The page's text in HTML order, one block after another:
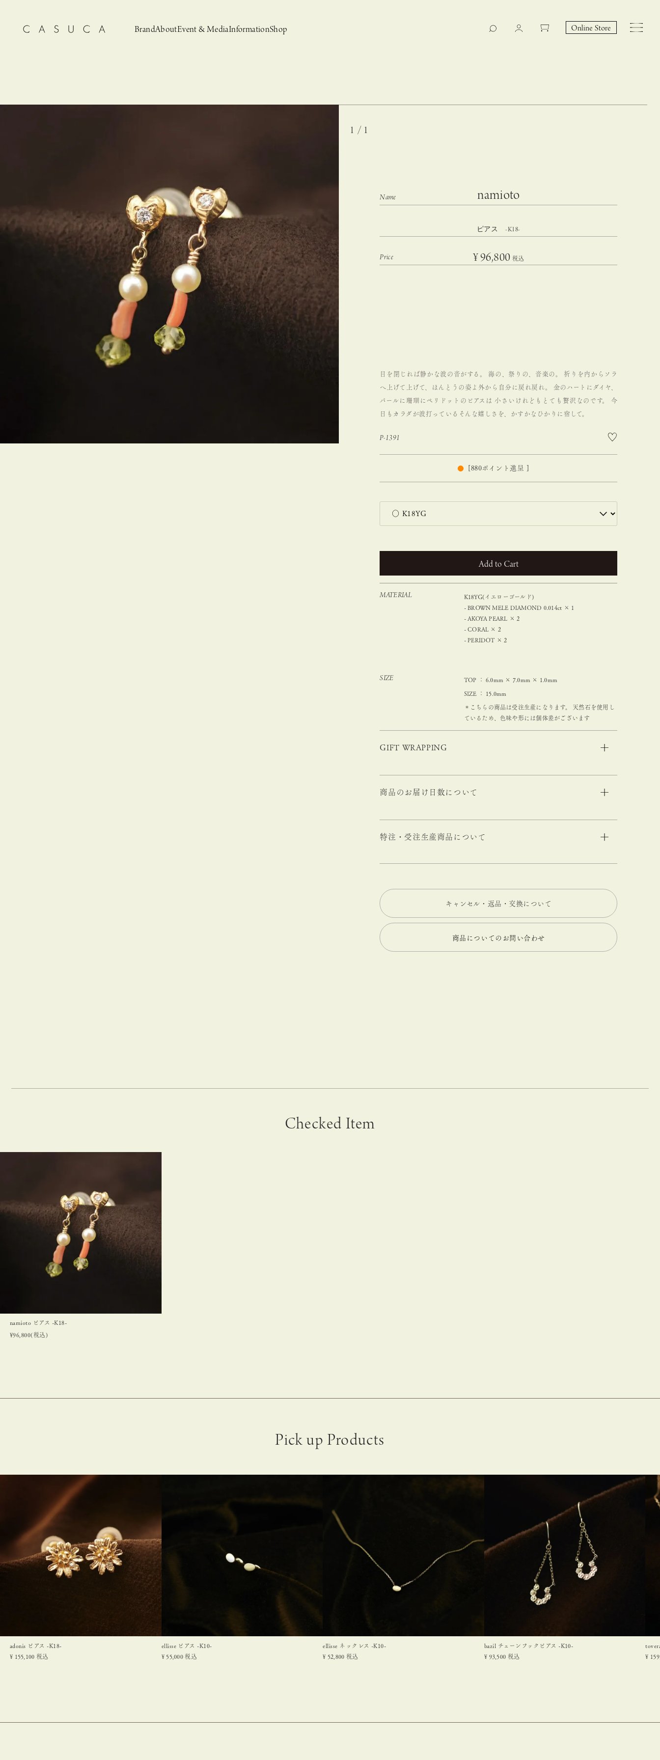
Brand
CASUCA だけの
ブライダルアクセサリーブランド
コラボレーションブランド
CASUCAと満島ひかりの
コラボレーションブランド
AboutEvent & Media
CASUCA -Summer Campaign-
EY Collection 誕生のお知らせ 山際恵美子さん × CAS
UCA
InformationShop Online Store
1 / 1
namioto
ピアス -K18-
¥96,800 税込
目を閉じれば静かな波の音がする。 海の、祭りの、音楽の。 祈りを内からソラ
へ上げて上げて、ほんとうの姿よ外から自分に戻れ戻れ。 金のハートにダイヤ、
パールに珊瑚にペリドットのピアスは 小さいけれどもとても贅沢なのです。 今
日もカラダが波打っているそんな嬉しさを、かすかなひかりに宿して。
P-1391
880ポイント進呈 ]
カートに入れる
MATERIAL
K18YG(イエローゴールド)
- BROWN MELE DIAMOND 0.014ct × 1
- AKOYA PEARL × 2
- CORAL × 2
- PERIDOT × 2
SIZE TOP ： 6.0mm × 7.0mm × 1.0mm
SIZE ： 15.0mm
＊こちらの商品は受注生産になります。 天然石を使用し
ているため、色味や形には個体差がございます
GIFT WRAPPING
商品のお届け日数について
特注・受注生産商品について
キャンセル・返品・交換について
商品についてのお問い合わせ
Checked Item
namioto ピアス -K18-
¥96,800(税込)
adonis ピアス -K18-
¥ 155,100 税込
ellisse ピアス -K10-
¥ 55,000 税込
ellisse ネックレス -K10-
¥ 52,800 税込
bazil チェーンフックピアス -K10-
¥ 93,500 税込
¥